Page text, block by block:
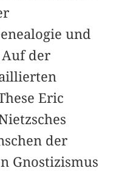
und
der
Eric
der
Gnostizismus